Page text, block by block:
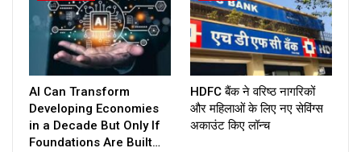
AI Can Transform
Developing Economies
in a Decade But Only If
Foundations Are Built…
HDFC बैंक ने वरिष्ठ नागरिकों
और महिलाओं के लिए नए सेविंग्स
अकाउंट किए लॉन्च